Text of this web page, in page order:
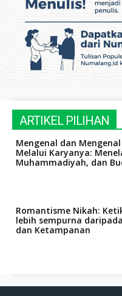
ARTIKEL PILIHAN
Mengenal dan Mengenal
Melalui Karyanya:
Muhammadiyah, dan
Romantisme Nikah:
lebih sempurna
dan Ketampanan